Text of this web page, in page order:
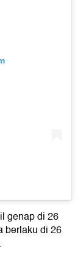
genap di 26
berlaku di 26